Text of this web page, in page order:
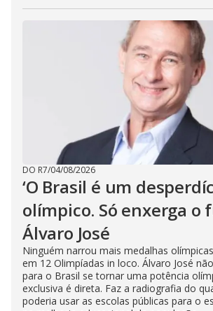
DO R7/04/08/2026
‘O Brasil é um
olímpico. Só enxerga o
Álvaro José
Ninguém narrou mais medalhas
em 12 Olimpíadas in loco. Álvaro José
para o Brasil se tornar uma potência
exclusiva é direta. Faz a radiografia do
poderia usar as escolas públicas para o